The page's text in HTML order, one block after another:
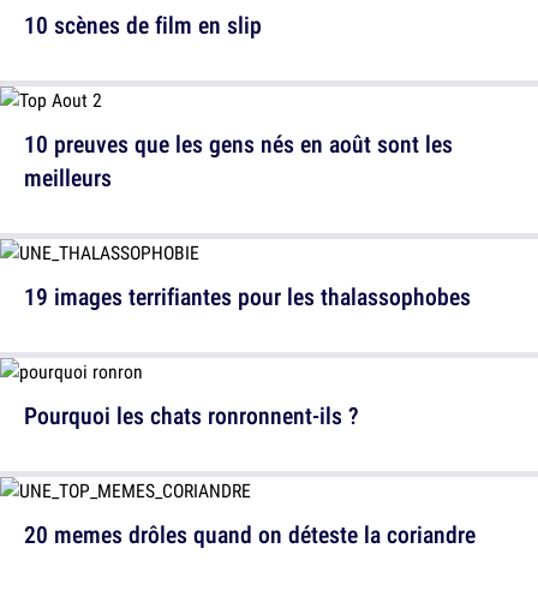
10 preuves que les gens nés en août sont les
meilleurs
Pourquoi les chats ronronnent-ils ?
10 scènes de film en slip
19 images terrifiantes pour les thalassophobes
20 memes drôles quand on déteste la coriandre